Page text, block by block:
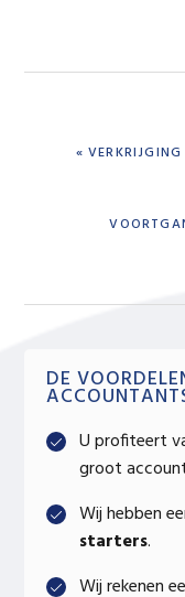
PREVIOUS
«
NEXT
Primary
Sidebar
DE
U profiteert
groot
Wij hebben
starters.
Wij rekenen